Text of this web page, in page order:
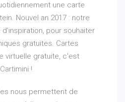
une carte
Nouvel an 2017 : notre
pour souhaiter
gratuites. Cartes
virtuelle gratuite, c'est
!
nous permettent de